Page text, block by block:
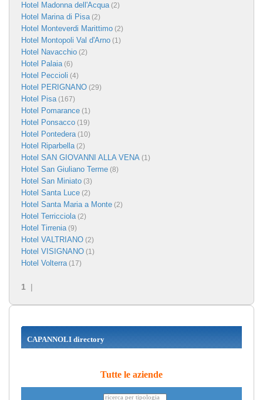
Hotel Madonna dell'Acqua(2)
Hotel Marina di Pisa(2)
Hotel Monteverdi Marittimo (2)
Hotel Montopoli Val d'Arno (1)
Hotel Navacchio (2)
Hotel Palaia(6)
Hotel Peccioli (4)
Hotel PERIGNANO (29)
Hotel Pisa(167)
Hotel Pomarance (1)
Hotel Ponsacco (19)
Hotel Pontedera(10)
Hotel Riparbella(2)
Hotel SAN GIOVANNI ALLA VENA (1)
Hotel San Giuliano Terme (8)
Hotel San Miniato (3)
Hotel Santa Luce (2)
Hotel Santa Maria a Monte (2)
Hotel Terricciola(2)
Hotel Tirrenia(9)
Hotel VALTRIANO (2)
Hotel VISIGNANO (1)
Hotel Volterra(17)
1 |
CAPANNOLI directory
Tutte le aziende